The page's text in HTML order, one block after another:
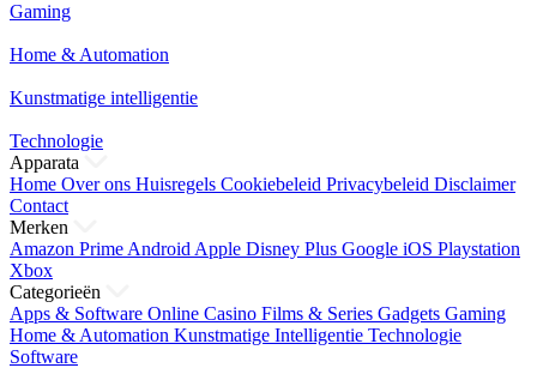
Gaming
Home & Automation
Kunstmatige intelligentie
Technologie
Apparata
Home Over ons Huisregels Cookiebeleid Privacybeleid Disclaimer
Contact
Merken
Amazon Prime Android Apple Disney Plus Google iOS Playstation
Xbox
Categorieën
Apps & Software Online Casino Films & Series Gadgets Gaming
Home & Automation Kunstmatige Intelligentie Technologie
Software